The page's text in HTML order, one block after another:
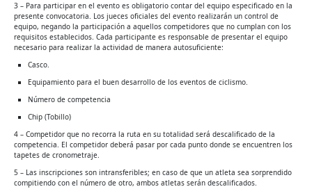
3 – Para participar en el evento es obligatorio contar del equipo especificado en la
presente convocatoria. Los jueces oficiales del evento realizarán un control de
equipo, negando la participación a aquellos competidores que no cumplan con los
requisitos establecidos. Cada participante es responsable de presentar el equipo
necesario para realizar la actividad de manera autosuficiente:
Casco.
Equipamiento para el buen desarrollo de los eventos de ciclismo.
Número de competencia
Chip (Tobillo)
4 – Competidor que no recorra la ruta en su totalidad será descalificado de la
competencia. El competidor deberá pasar por cada punto donde se encuentren los
tapetes de cronometraje.
5 – Las inscripciones son intransferibles; en caso de que un atleta sea sorprendido
compitiendo con el número de otro, ambos atletas serán descalificados.